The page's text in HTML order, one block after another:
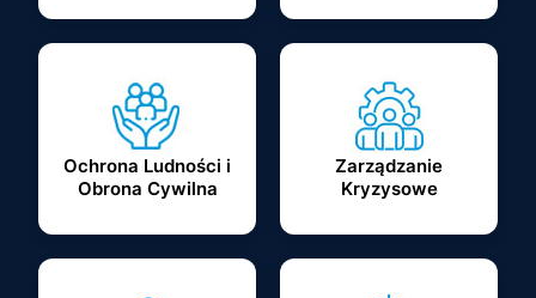
Ochrona Ludności i
Obrona Cywilna
Zarządzanie
Kryzysowe